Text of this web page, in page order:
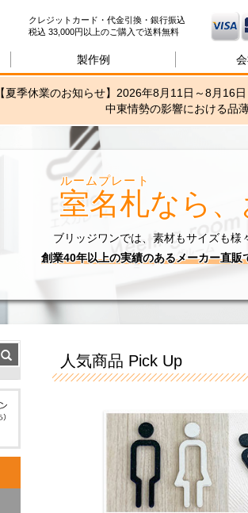
室名札・サイン
クレジットカード・代金引換・銀行振込
税込 33,000円以上のご購入で送料無料
製作例
【夏季休業のお知らせ】2026年8月11日～8月16
室名札
ルームプレート
なら
ブリッジワンでは、素材もサイズも様
創業40年以上の実績のあるメーカー直
人気商品 Pick Up